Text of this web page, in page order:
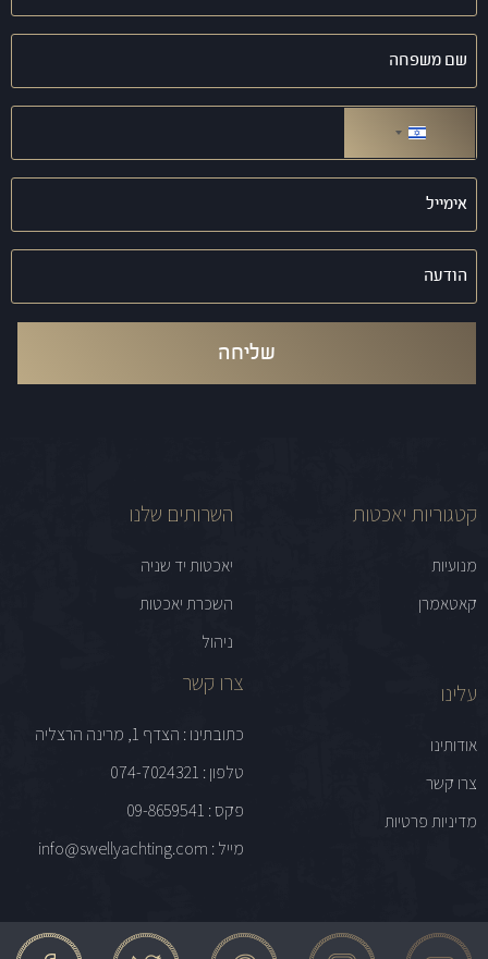
שם
משפחה
טלפון
ישראל +972
אימייל
(חובה)
הודעה
קטגוריות יאכטות
מנועיות
קאטאמרן
השרותים שלנו
יאכטות יד שניה
השכרת יאכטות
ניהול
עלינו
אודותינו
צרו קשר
מדיניות פרטיות
צרו קשר
כתובתינו : הצדף 1, מרינה הרצליה
טלפון : 074-7024321
פקס : 09-8659541
מייל : info@swellyachting.com